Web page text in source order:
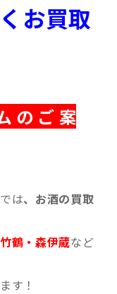
お買取
の ご 案
は、お酒の買取
鶴・森伊蔵など
す！